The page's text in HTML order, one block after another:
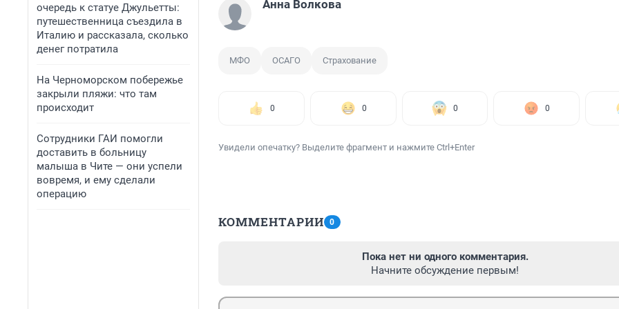
очередь к статуе Джульетты:
путешественница съездила в
Италию и рассказала, сколько
денег потратила
На Черноморском побережье
закрыли пляжи: что там
происходит
Сотрудники ГАИ помогли
доставить в больницу
малыша в Чите — они успели
вовремя, и ему сделали
операцию
Анна Волкова
МФО ОСАГО Страхование
0 0 0 0
Увидели опечатку? Выделите фрагмент и нажмите Ctrl+Enter
КОММЕНТАРИИ 0
Пока нет ни одного комментария.
Начните обсуждение первым!